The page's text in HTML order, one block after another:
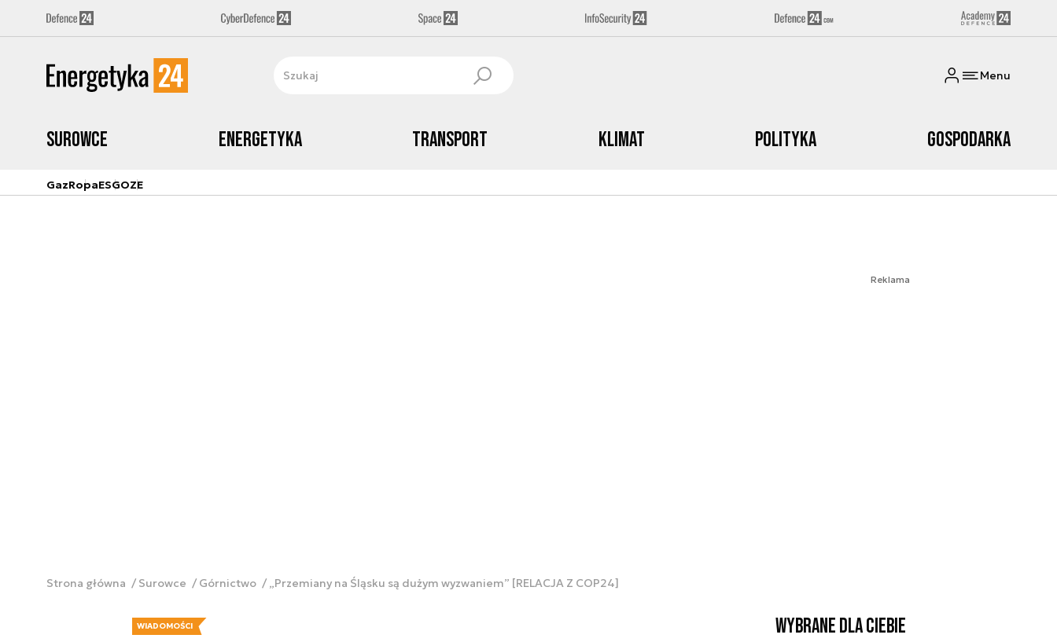
Menu
Surowce Energetyka Transport Klimat Polityka Gospodarka
GazRopaESGOZE
Reklama
Strona główna Surowce Górnictwo „Przemiany na Śląsku są dużym wyzwaniem” [RELACJA Z COP24]
WIADOMOŚCI Wybrane dla Ciebie